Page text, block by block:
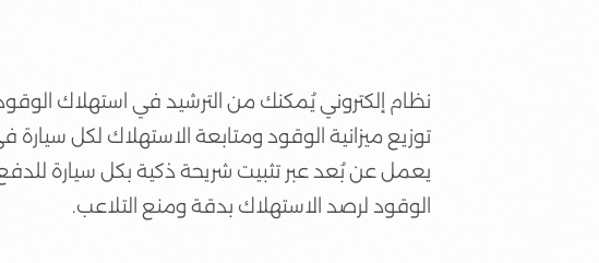
نظام إلكتروني يُمكنك من الترشيد في استهلاك
توزيع ميزانية الوقود ومتابعة الاستهلاك لكل
يعمل عن بُعد عبر تثبيت شريحة ذكية بكل سيارة
الوقود لرصد الاستهلاك بدقة ومنع التلاعب.